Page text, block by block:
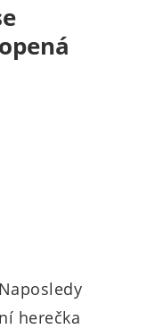
herečka